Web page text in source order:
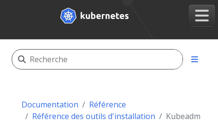
Documentation
Référence
Référence des outils d'installation
Kubeadm